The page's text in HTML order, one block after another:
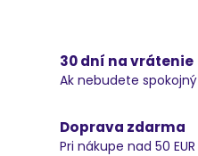
30 dní na vrátenie
Ak nebudete spokojný
Doprava zdarma
Pri nákupe nad 50 EUR